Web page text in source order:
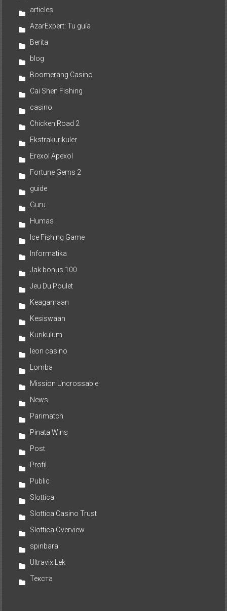
articles
AzarExpert: Tu guía
Berita
blog
Boomerang Casino
Cai Shen Fishing
casino
Chicken Road 2
Ekstrakurikuler
Erexol Apexol
Fortune Gems 2
guide
Guru
Humas
Ice Fishing Game
Informatika
Jak bonus 100
Jeu Du Poulet
Keagamaan
Kesiswaan
Kurikulum
leon casino
Lomba
Mission Uncrossable
News
Parimatch
Pinata Wins
Post
Profil
Public
Slottica
Slottica Casino Trust
Slottica Overview
spinbara
Ultravix Lek
Текста